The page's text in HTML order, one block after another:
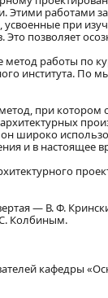
работами
при
позволяет
работы по
института. По
при
широко
и в настоящее
— В. Ф.
Колбиным.
кафедры